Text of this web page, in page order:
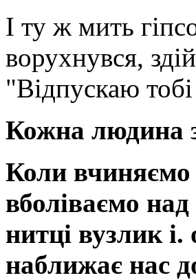
І ту ж мить
ворухнувся,
"Відпускаю
Кожна людина
Коли вчиняємо
вболіваємо
нитці вузлик
наближає нас